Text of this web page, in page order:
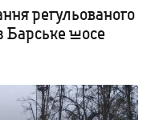
регульованого
Барське шосе